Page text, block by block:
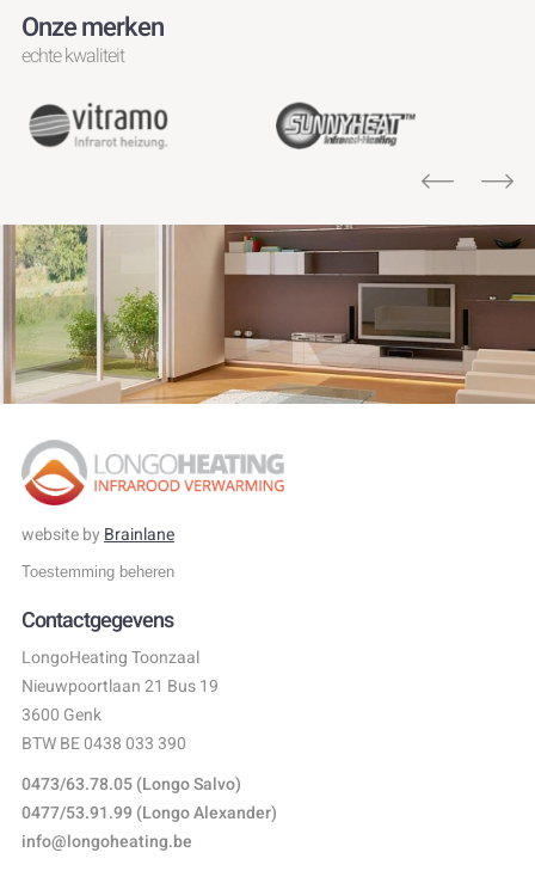
Onze merken
echte kwaliteit
website by Brainlane
Toestemming beheren
Contactgegevens
LongoHeating Toonzaal
Nieuwpoortlaan 21 Bus 19
3600 Genk
BTW BE 0438 033 390
0473/63.78.05(Longo Salvo)
0477/53.91.99 (Longo Alexander)
info@longoheating.be